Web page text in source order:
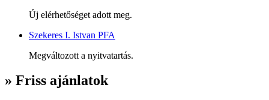
Új elérhetőséget adott meg.
Szekeres I. Istvan PFA
Megváltozott a nyitvatartás.
» Friss ajánlatok